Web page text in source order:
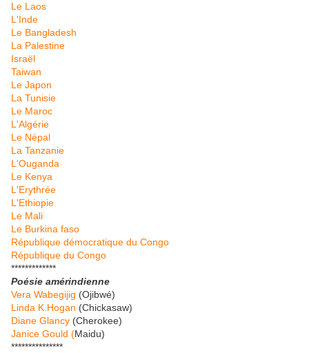
Le Laos
L'Inde
Le Bangladesh
La Palestine
Israël
Taiwan
Le Japon
La Tunisie
Le Maroc
L'Algérie
Le Népal
La Tanzanie
L'Ouganda
Le Kenya
L'Erythrée
L'Ethiopie
Le Mali
Le Burkina faso
République démocratique du Congo
République du Congo
*************
Poésie amérindienne
Vera Wabegijig (Ojibwé)
Linda K.Hogan (Chickasaw)
Diane Glancy (Cherokee)
Janice Gould (Maidu)
***************